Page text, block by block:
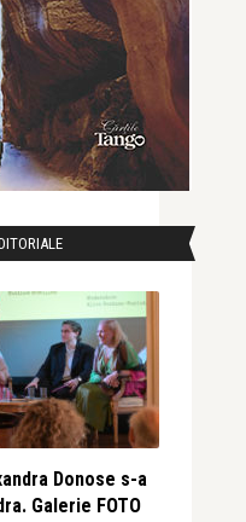
Donose s-a
Galerie FOTO